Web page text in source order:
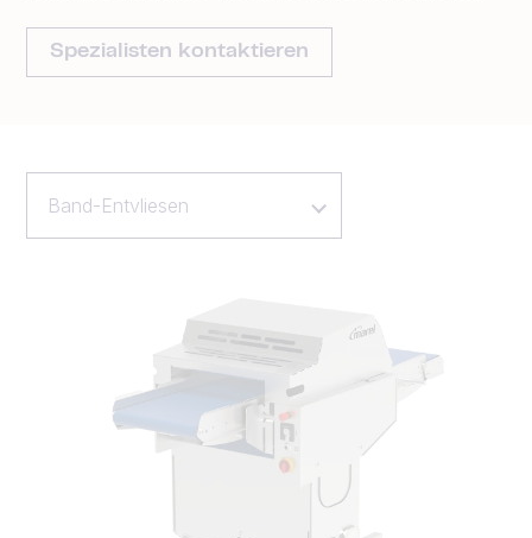
Spezialisten kontaktieren
Band-Entvliesen